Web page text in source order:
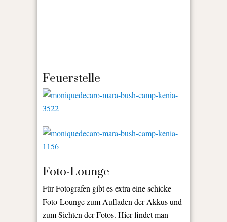
Feuerstelle
Foto-Lounge
Für Fotografen gibt es extra eine schicke
Foto-Lounge zum Aufladen der Akkus und
zum Sichten der Fotos. Hier findet man